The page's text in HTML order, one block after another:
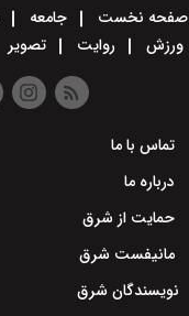
صفحه نخست جامعه
ورزش
روایت تصویر
تماس با ما
درباره ما
حمایت از شرق
مانیفست شرق
نویسندگان شرق